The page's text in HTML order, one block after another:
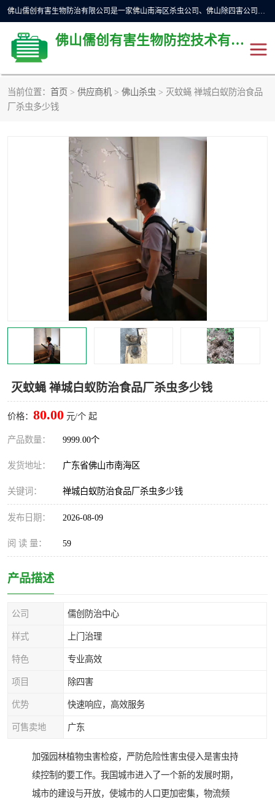
佛山儒创有害生物防治有限公司是一家佛山南海区杀虫公司、佛山除四害公司、佛山灭白蚁公司、佛山白蚁防治公司，让您远离虫害困扰。要问佛山白蚁防治哪家好？佛山儒创有害生物防治有限公司全佛山、广州，正规公司，上门勘查，可靠，售后有保障。
佛山儒创有害生物防控技术有限公司
当前位置： 首页 > 供应商机 > 佛山杀虫 > 灭蚊蝇 禅城白蚁防治食品
厂杀虫多少钱
灭蚊蝇 禅城白蚁防治食品厂杀虫多少钱
价格： 80.00 元/个 起
产品数量： 9999.00个
发货地址： 广东省佛山市南海区
关键词： 禅城白蚁防治食品厂杀虫多少钱
发布日期： 2026-08-09
阅 读 量： 59
产品描述
公司 儒创防治中心
样式 上门治理
特色 专业高效
项目 除四害
优势 快速响应，高效服务
可售卖地 广东
加强园林植物虫害检疫，严防危险性害虫侵入是害虫持
续控制的要工作。我国城市进入了一个新的发展时期，
城市的建设与开放，使城市的人口更加密集，物流频
除四害公司
佛山白蚁防治公司
佛山灭白蚁公司
佛山除四害公司 灭鼠
消杀
灭跳蚤
灭蟑螂
果蝇防治
害虫防治